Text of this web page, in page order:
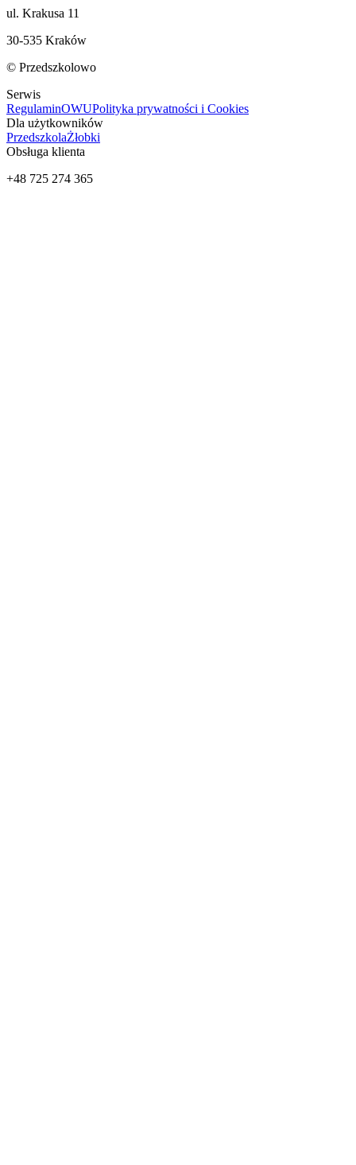
ul. Krakusa 11
30-535 Kraków
© Przedszkolowo
Serwis
RegulaminOWUPolityka prywatności i Cookies
Dla użytkowników
PrzedszkolaŻłobki
Obsługa klienta
+48 725 274 365